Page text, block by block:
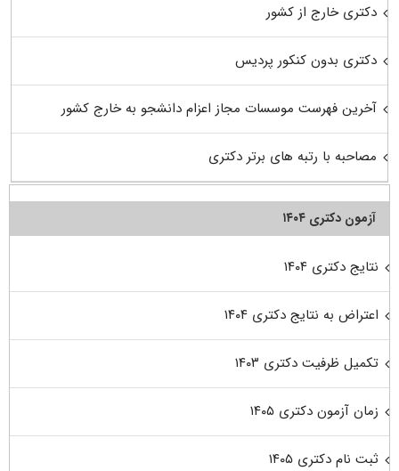
دکتری خارج از کشور
دکتری بدون کنکور پردیس
آخرین فهرست موسسات مجاز اعزام دانشجو به خارج کشور
مصاحبه با رتبه های برتر دکتری
آزمون دکتری ۱۴۰۴
نتایج دکتری ۱۴۰۴
اعتراض به نتایج دکتری ۱۴۰۴
تکمیل ظرفیت دکتری ۱۴۰۳
زمان آزمون دکتری ۱۴۰۵
ثبت نام دکتری ۱۴۰۵